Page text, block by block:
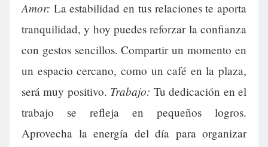
Amor: La estabilidad en tus relaciones te aporta
tranquilidad, y hoy puedes reforzar la confianza
con gestos sencillos. Compartir un momento en
un espacio cercano, como un café en la plaza,
será muy positivo. Trabajo: Tu dedicación en el
trabajo se refleja en pequeños logros.
Aprovecha la energía del día para organizar